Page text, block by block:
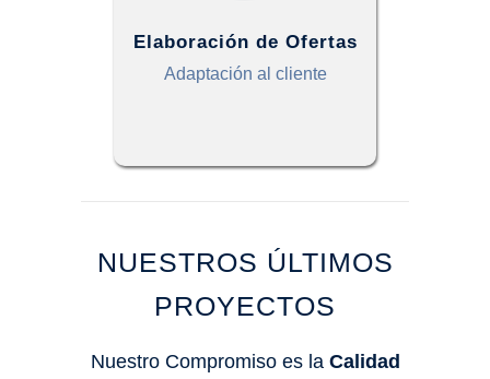
Elaboración de Ofertas
Adaptación al cliente
NUESTROS ÚLTIMOS
PROYECTOS
Nuestro Compromiso es la Calidad